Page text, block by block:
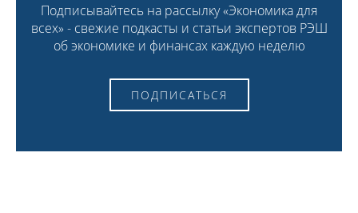
Подписывайтесь на рассылку «Экономика для
всех» - свежие подкасты и статьи экспертов РЭШ
об экономике и финансах каждую неделю
ПОДПИСАТЬСЯ